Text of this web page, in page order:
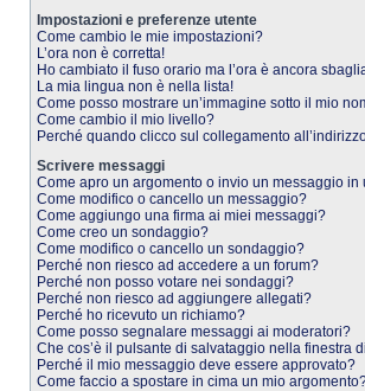
Impostazioni e preferenze utente
Come cambio le mie impostazioni?
L’ora non è corretta!
Ho cambiato il fuso orario ma l’ora è ancora
La mia lingua non è nella lista!
Come posso mostrare un’immagine sotto il mio
Come cambio il mio livello?
Perché quando clicco sul collegamento
Scrivere messaggi
Come apro un argomento o invio un messaggio in
Come modifico o cancello un messaggio?
Come aggiungo una firma ai miei messaggi?
Come creo un sondaggio?
Come modifico o cancello un sondaggio?
Perché non riesco ad accedere a un forum?
Perché non posso votare nei sondaggi?
Perché non riesco ad aggiungere allegati?
Perché ho ricevuto un richiamo?
Come posso segnalare messaggi ai moderatori?
Che cos’è il pulsante di salvataggio nella finestra
Perché il mio messaggio deve essere approvato?
Come faccio a spostare in cima un mio